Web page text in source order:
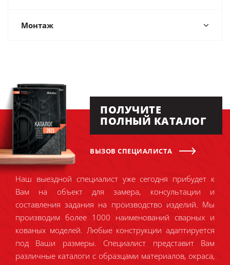
Монтаж
ПОЛУЧИТЕ
ПОЛНЫЙ КАТАЛОГ
ВЫЗОВ СПЕЦИАЛИСТА
Наш выездной специалист уже сегодня прибудет к
Вам на объект для замера, консультации и
составления задания на производство изделий. Мы
производим более 1000 наименований сварных и
кованых моделей. Любые конструкции адаптируется
под Ваши размеры. Специалист представит Вам
различные каталоги с образцами материалов, окраса,